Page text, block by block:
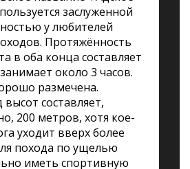
заслуженной
у любителей
Протяжённость
в оба конца составляет
около 3 часов.
размечена.
составляет,
200 метров, хотя кое-
уходит вверх более
похода по ущелью
иметь спортивную